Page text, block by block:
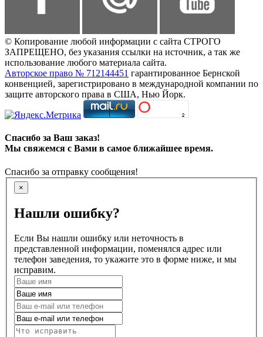
© Копирование любой информации с сайта СТРОГО
ЗАПРЕЩЕНО, без указания ссылки на источник, а так же
использование любого материала сайта.
Авторское право № 712144451 гарантированное Бернской
конвенцией, зарегистрировано в международной компании по
защите авторского права в США, Нью Йорк.
Спасибо за Ваш заказ!
Мы свяжемся с Вами в самое ближайшее время.
Спасибо за отправку сообщения!
×
Нашли ошибку?
Если Вы нашли ошибку или неточность в
представленной информации, поменялся адрес или
телефон заведения, то укажите это в форме ниже, и мы
исправим.